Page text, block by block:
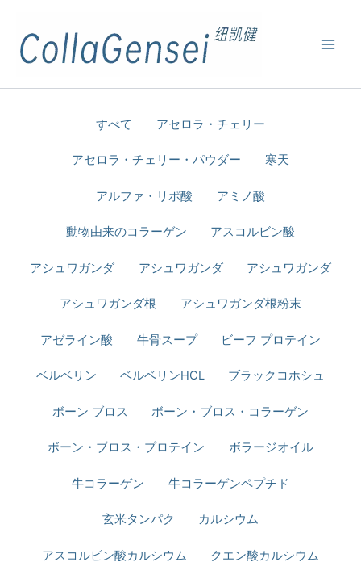
すべて アセロラ・チェリー
アセロラ・チェリー・パウダー 寒天
アルファ・リポ酸 アミノ酸
動物由来のコラーゲン アスコルビン酸
アシュワガンダ アシュワガンダ アシュワガンダ
アシュワガンダ根 アシュワガンダ根粉末
アゼライン酸 牛骨スープ ビーフ プロテイン​
ベルベリン ベルベリンHCL ブラックコホシュ
ボーン ブロス​ ボーン・ブロス・コラーゲン
ボーン・ブロス・プロテイン ボラージオイル
牛コラーゲン 牛コラーゲンペプチド
玄米タンパク カルシウム
アスコルビン酸カルシウム クエン酸カルシウム